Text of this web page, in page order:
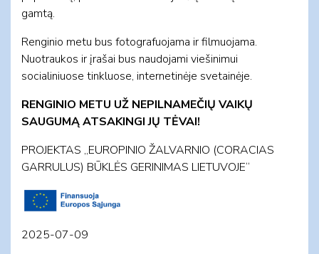
gamtą.
Renginio metu bus fotografuojama ir filmuojama.
Nuotraukos ir įrašai bus naudojami viešinimui
socialiniuose tinkluose, internetinėje svetainėje.
RENGINIO METU UŽ NEPILNAMEČIŲ VAIKŲ
SAUGUMĄ ATSAKINGI JŲ TĖVAI!
PROJEKTAS „EUROPINIO ŽALVARNIO (CORACIAS
GARRULUS) BŪKLĖS GERINIMAS LIETUVOJE“
2025-07-09